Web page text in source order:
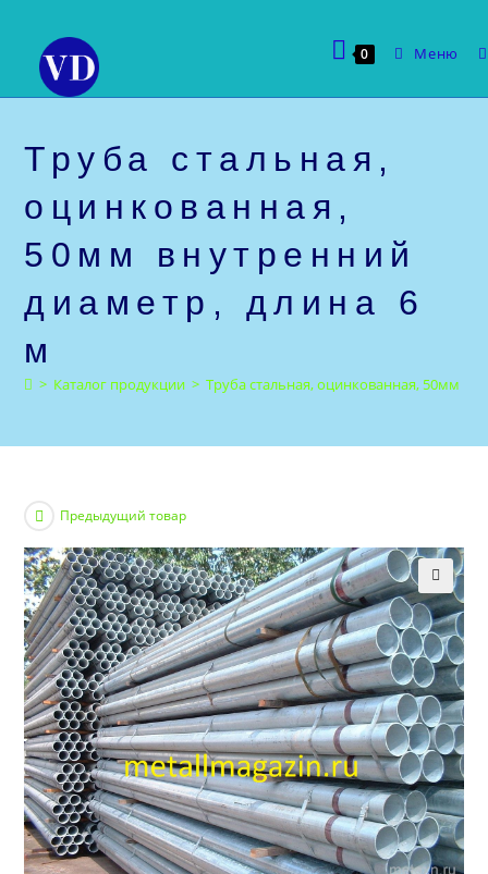
содержимому
0 Меню
Труба стальная,
оцинкованная,
50мм внутренний
диаметр, длина 6
м
> Каталог продукции > Труба стальная, оцинкованная, 50мм
Предыдущий товар